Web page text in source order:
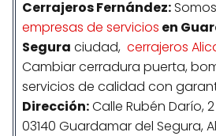
CerrajerosFernández:
empresas de servicios en
Segura ciudad, cerrajeros
Cambiar cerradura puerta,
servicios de calidad con
Dirección:Calle Rubén Darío,
03140 Guardamar del Segura,